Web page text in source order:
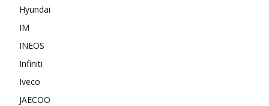
Hyundai
IM
INEOS
Infiniti
Iveco
JAECOO